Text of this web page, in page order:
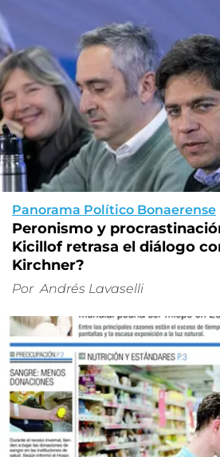
Panorama Político Bonaerense
Peronismo y
Kicillof retrasa el diálogo
Kirchner?
Por Andrés Lavaselli